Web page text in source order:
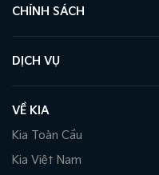
CHÍNH SÁCH
DỊCH VỤ
VỀ KIA
Kia Toàn Cầu
Kia Việt Nam